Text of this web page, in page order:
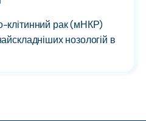
клітинний рак (мНКР)
нозологій в